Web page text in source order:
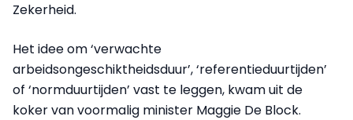
Zekerheid.
Het idee om ‘verwachte
arbeidsongeschiktheidsduur’, ‘referentieduurtijden’
of ‘normduurtijden’ vast te leggen, kwam uit de
koker van voormalig minister Maggie De Block.